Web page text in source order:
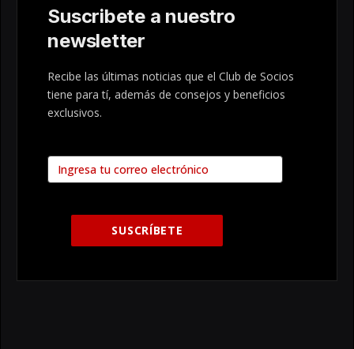
Suscribete a nuestro
newsletter
Recibe las últimas noticias que el Club de Socios
tiene para tí, además de consejos y beneficios
exclusivos.